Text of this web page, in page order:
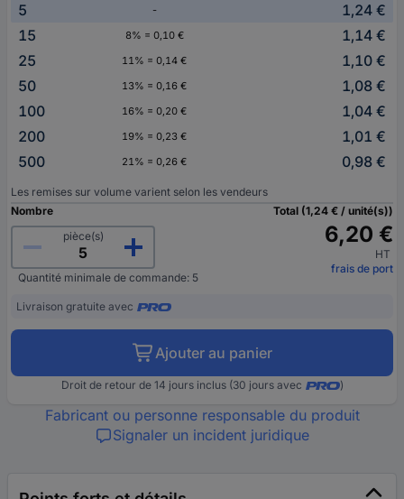
5 -
1,24 €
15
8% = 0,10 €
1,14 €
25
11% = 0,14 €
1,10 €
50
13% = 0,16 €
1,08 €
100
16% = 0,20 €
1,04 €
200
19% = 0,23 €
1,01 €
500
21% = 0,26 € 0,98 €
Les remises sur volume varient selon les vendeurs
Nombre
pièce(s)
Quantité minimale de commande: 5
Total (1,24 € / unité(s))
6,20 €
HT
frais de port
Livraison gratuite avec
Ajouter au panier
Droit de retour de 14 jours inclus (30 jours avec )
Fabricant ou personne responsable du produit
Signaler un incident juridique